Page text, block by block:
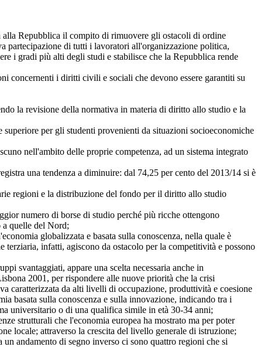
Repubblica il compito di rimuovere gli ostacoli di ordine
partecipazione di tutti i lavoratori all'organizzazione politica,
i gradi più alti degli studi e stabilisce che la Repubblica rende
concernenti i diritti civili e sociali che devono essere garantiti su
la revisione della normativa in materia di diritto allo studio e la
per gli studenti provenienti da situazioni socioeconomiche
nell'ambito delle proprie competenza, ad un sistema integrato
una tendenza a diminuire: dal 74,25 per cento del 2013/14 si è
regioni e la distribuzione del fondo per il diritto allo studio
numero di borse di studio perché più ricche ottengono
a quelle del Nord;
globalizzata e basata sulla conoscenza, nella quale è
infatti, agiscono da ostacolo per la competitività e possono
svantaggiati, appare una scelta necessaria anche in
2001, per rispondere alle nuove priorità che la crisi
caratterizzata da alti livelli di occupazione, produttività e coesione
basata sulla conoscenza e sulla innovazione, indicando tra i
universitario o di una qualifica simile in età 30-34 anni;
strutturali che l'economia europea ha mostrato ma per poter
locale; attraverso la crescita del livello generale di istruzione;
di segno inverso ci sono quattro regioni che si